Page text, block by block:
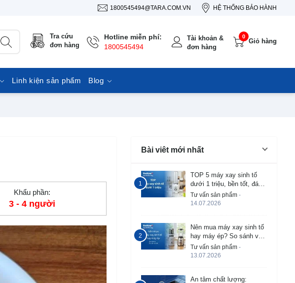
1800545494@TARA.COM.VN HỆ THỐNG BẢO HÀNH
Tra cứu
đơn hàng
Hotline miễn phí:
1800545494
Tài khoản &
đơn hàng
0
Giỏ hàng
Linh kiện sản phẩm Blog
Khẩu phần:
3 - 4 người
Bài viêt mới nhất
TOP 5 máy xay sinh tố
dưới 1 triệu, bền tốt, đáng
mua 2026
Tư vấn sản phẩm -
14.07.2026
Nên mua máy xay sinh tố
hay máy ép? So sánh và
tư vấn chi tiết
Tư vấn sản phẩm -
13.07.2026
An tâm chất lượng: